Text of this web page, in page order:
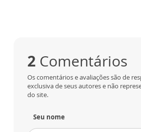
2 Comentários
Os comentários e avaliações são de
exclusiva de seus autores e não
do site.
Seu nome